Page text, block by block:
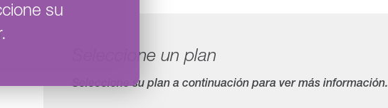
su
Seleccione un plan
Seleccione su plan a continuación para ver más información.